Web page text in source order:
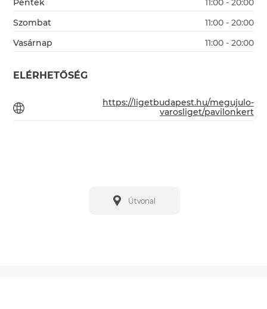
Péntek
11:00 - 20:00
Szombat
11:00 - 20:00
Vasárnap
11:00 - 20:00
ELÉRHETŐSÉG
https://ligetbudapest.hu/megujulo-
varosliget/pavilonkert
Útvonal